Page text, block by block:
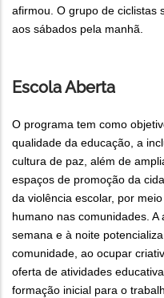
afirmou. O grupo de ciclistas
aos sábados pela manhã.
Escola Aberta
O programa tem como
qualidade da educação, a
cultura de paz, além de
espaços de promoção da
da violência escolar, por
humano nas comunidades.
semana e à noite
comunidade, ao ocupar
oferta de atividades
formação inicial para o